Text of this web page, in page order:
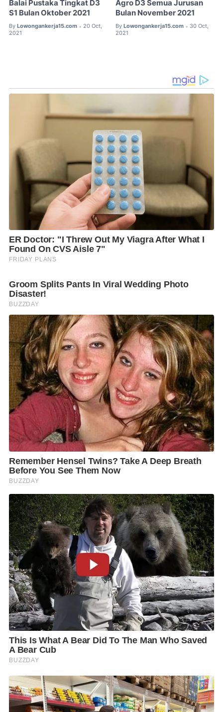
Balai Pustaka Tingkat D3
S1 Bulan Oktober 2021
By Lowongankerja15.com • 20 Oct,
2021
Agro D3 Semua Jurusan
Bulan November 2021
By Lowongankerja15.com • 30 Oct,
2021